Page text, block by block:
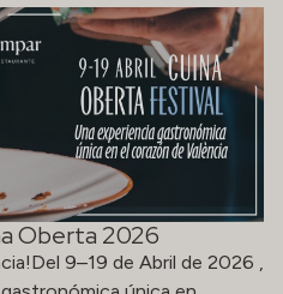
desconectar y
Hotels te invitamos a
de nueve destinos únicos…